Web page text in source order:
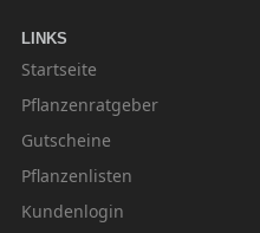
LINKS
Startseite
Pflanzenratgeber
Gutscheine
Pflanzenlisten
Kundenlogin